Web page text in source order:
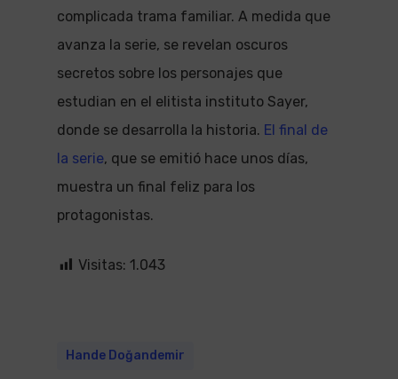
complicada trama familiar. A medida que
avanza la serie, se revelan oscuros
secretos sobre los personajes que
estudian en el elitista instituto Sayer,
donde se desarrolla la historia. El final de
la serie, que se emitió hace unos días,
muestra un final feliz para los
protagonistas.
Visitas: 1.043
Hande Doğandemir